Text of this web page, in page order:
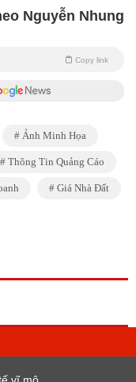
Nguyễn Nhung
Copy link
Ảnh Minh Họa
Thông Tin Quảng Cáo
Giá Nhà Đất